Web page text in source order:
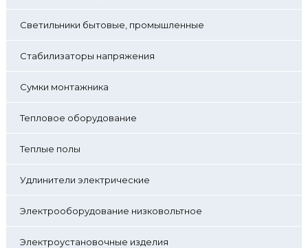
Светильники бытовые, промышленные
Стабилизаторы напряжения
Сумки монтажника
Тепловое оборудование
Теплые полы
Удлинители электрические
Электрооборудование низковольтное
Электроустановочные изделия